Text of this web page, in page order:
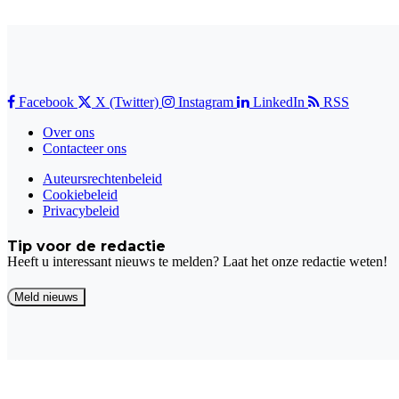
Facebook X (Twitter) Instagram LinkedIn
RSS
Over ons
Contacteer ons
Auteursrechtenbeleid
Cookiebeleid
Privacybeleid
Tip voor de redactie
Heeft u interessant nieuws te melden? Laat het onze redactie weten!